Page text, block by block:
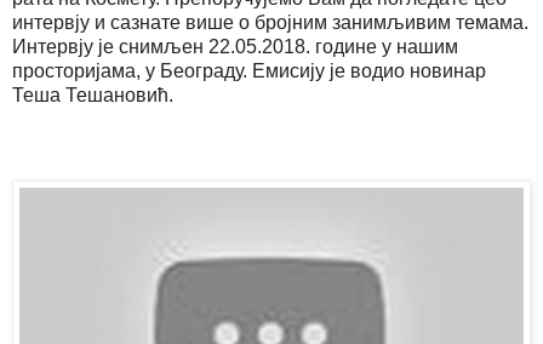
интервју и сазнате више о бројним занимљивим темама.
Интервју је снимљен 22.05.2018. године у нашим
просторијама, у Београду. Емисију је водио новинар
Теша Тешановић.